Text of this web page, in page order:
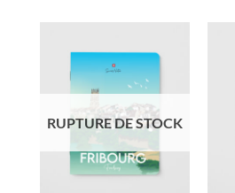
RUPTURE DE STOCK